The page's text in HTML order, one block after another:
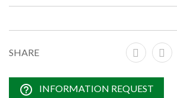
SHARE
help_outline INFORMATION REQUEST